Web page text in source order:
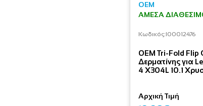
OEM
ΆΜΕΣΑ
Κωδικός:I00012476
OEM Tri-Fold Flip
Δερματίνης για
4 X304L 10.1
Αρχική Τιμή